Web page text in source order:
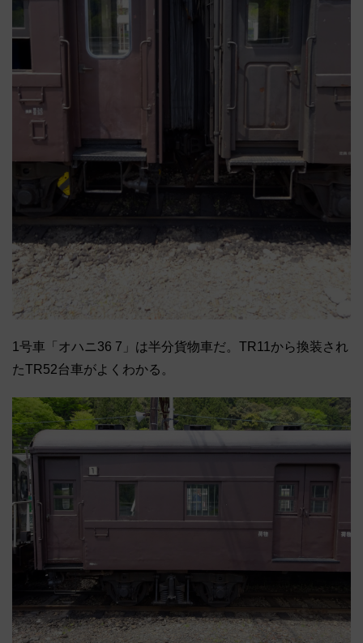
1号車「オハニ36 7」は半分貨物車だ。 TR11から換装され
たTR52台車がよくわかる。